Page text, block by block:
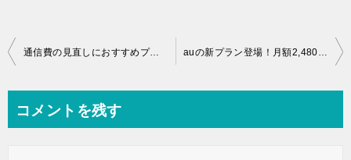
投
ビ
通信費の見直しにおすすめプラン！今なら初期費用もかからずお試し auの新プラン登場！月額2,480円で他社を追いかけ追い越す！？
コメントを残す